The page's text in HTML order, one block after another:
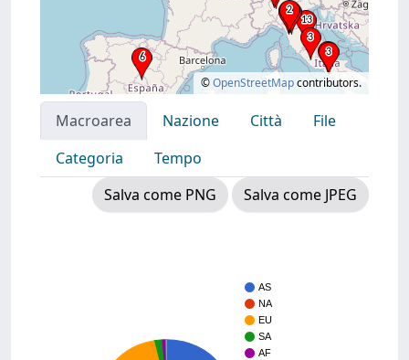
©OpenStreetMapcontributors.
Macroarea Nazione Città
File
Categoria
Tempo
Salva come PNG
Salva come JPEG
AS
NA
EU
SA
AF